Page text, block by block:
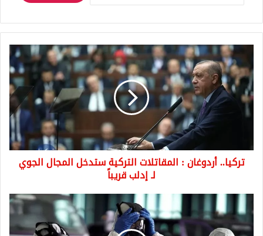
تركيا..
أردوغان
:
المقاتلات
التركية
ستدخل
لـ
إدلب
تركيا.. أردوغان : المقاتلات التركية ستدخل المجال الجوي
لـ إدلب قريباً
إيران
تسجل
المرتبة